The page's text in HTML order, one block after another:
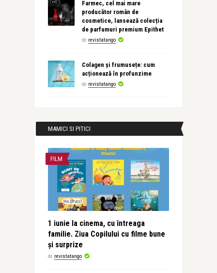
Farmec, cel mai mare
producător român de
cosmetice, lansează colecția
de parfumuri premium Epithet
de revistatango
Colagen și frumusețe: cum
acționează în profunzime
de revistatango
MAMICI SI PITICI
FILM
1 iunie la cinema, cu întreaga
familie. Ziua Copilului cu filme bune
și surprize
de revistatango